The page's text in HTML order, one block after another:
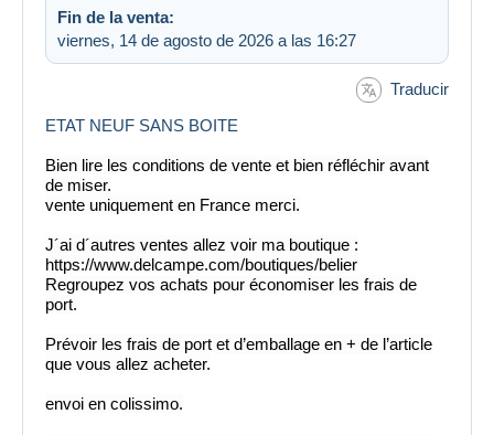
Fin de la venta:
viernes, 14 de agosto de 2026 a las 16:27
Traducir
ETAT NEUF SANS BOITE
Bien lire les conditions de vente et bien réfléchir avant
de miser.
vente uniquement en France merci.
J´ai d´autres ventes allez voir ma boutique :
https://www.delcampe.com/boutiques/belier
Regroupez vos achats pour économiser les frais de
port.
Prévoir les frais de port et d’emballage en + de l’article
que vous allez acheter.
envoi en colissimo.